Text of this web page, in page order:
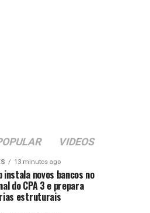
VIDEOS
13 minutos ago
instala novos bancos no
do CPA 3 e prepara
estruturais